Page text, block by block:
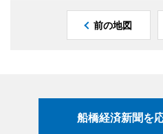
前の地図
船橋経済新聞を